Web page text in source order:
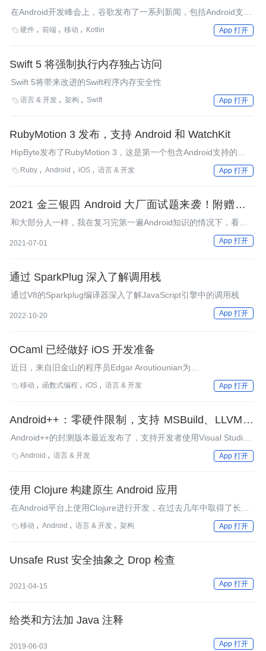
备
在Android开发峰会上，谷歌发布了一系列新闻，包括Android支持
kotlin 1.3新特性、可折叠手机支持、应用内Updates API、Android
硬件 前端 移动 Kotlin App 打开
Swift 5 将强制执行内存独占访问
Swift 5将带来改进的Swift程序内存安全性
语言 & 开发 架构 Swift App 打开
RubyMotion 3 发布，支持 Android 和 WatchKit
HipByte发布了RubyMotion 3，这是第一个包含Android支持的版
本。HipByte还推出了新定价模型，试图更好地满足开发人员的需
 Ruby Android iOS 语言 & 开发 App 打开
2021 金三银四 Android 大厂面试题来袭！附赠复习
资料
和大部分人一样，我在复习完第一遍Android知识的情况下，看到
2021-07-01 App 打开
通过 SparkPlug 深入了解调用栈
通过V8的Sparkplug编译器深入了解JavaScript引擎中的调用栈
2022-10-20 App 打开
OCaml 已经做好 iOS 开发准备
近日，来自旧金山的程序员Edgar Aroutiounian为
OCamliOS（Jeffrey A. Scofield不久前推出的一个面向iOS的
OCamml交叉编译器）创建了一个程序包。InfoQ就此对他进行了
移动 函数式编程 iOS 语言 & 开发 App 打开
Android++：零硬件限制，支持 MSBuild、LLVM 和
GCC, 并集成了 GDB 调试
Android++的封测版本最近发布了，支持开发者使用Visual Studio
构建Android应用程序。它没有硬件限制，除了集成了GDB调试，
Android 语言 & 开发 App 打开
使用 Clojure 构建原生 Android 应用
在Android平台上使用Clojure进行开发，在过去几年中取得了长足
的进步，让开发人员可以把它用于完整的应用，比如SwiftKey的
Clarity Keyboard。在本文中，我们将检阅当前在Android平台上支
移动 Android 语言 & 开发 架构 App 打开
Unsafe Rust 安全抽象之 Drop 检查
2021-04-15 App 打开
给类和方法加 Java 注释
2019-06-03 App 打开